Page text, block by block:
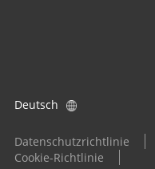
Datenschutzrichtlinie
Cookie-Richtlinie
Deutsch